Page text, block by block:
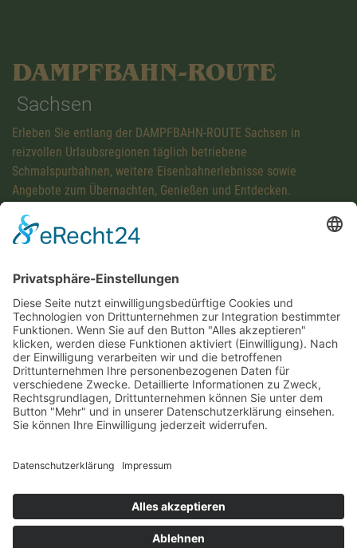
DAMPFBAHN-ROUTE
Sachsen
Erleben Sie entlang der DAMPFBAHN-ROUTE Sachsen in
reizvollen Urlaubsregionen täglich betriebene
Schmalspurbahnen, weitere Eisenbahnerlebnisse sowie
Angebote zum Übernachten, Genießen und Entdecken.
Diese Maßnahme wird mitfinanziert mit Steuermitteln auf
Grundlage des von den Abgeordneten des Sächsischen
Landtags beschlossenen Haushaltes.